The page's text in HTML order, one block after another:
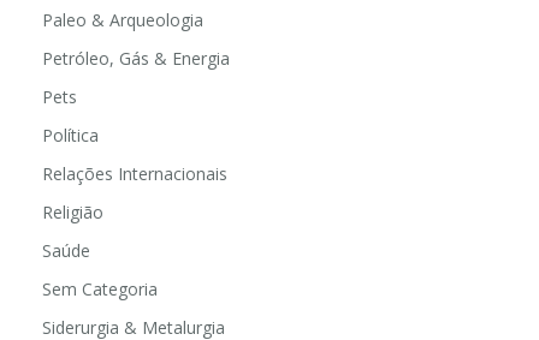
Paleo & Arqueologia
Petróleo, Gás & Energia
Pets
Política
Relações Internacionais
Religião
Saúde
Sem Categoria
Siderurgia & Metalurgia